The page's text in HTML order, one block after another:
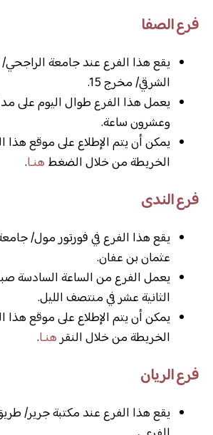
فرع الصفا
يقع هذا الفرع عند جامعة الراجحي/
الشرقي/ مخرج 15.
يعمل هذا الفرع طوال اليوم على
وعشرون ساعة.
يمكن أن يتم الإطلاع على موقع هذا
الخريطة من خلال الضغط هنـا.
فرع الندى
يقع هذا الفرع في فورتور مول/
عثمان بن عفان.
يعمل الفرع من الساعة السادسة
الثانية عشر في منتصف الليل.
يمكن أن يتم الإطلاع على موقع هذا
الخريطة من خلال النقرهنـا.
فرع الريان
يقع هذا الفرع عند مكتبة جرير/